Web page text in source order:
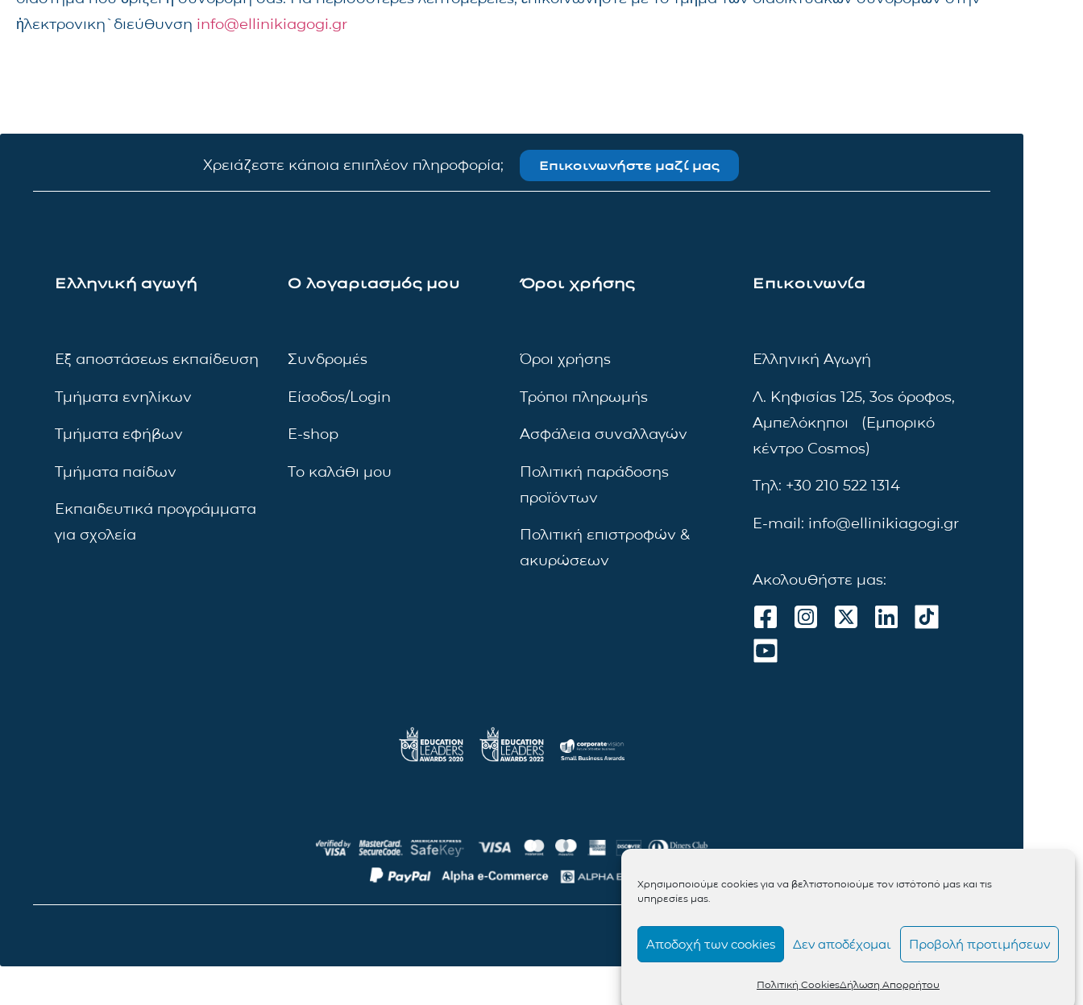
Χρησιμοποιούμε cookies για να βελτιστοποιούμε τον ιστότοπό μας και τις
υπηρεσίες μας.
Αποδοχή των cookies Δεν αποδέχομαι Προβολή προτιμήσεων
Πολιτική CookiesΔήλωση Απορρήτου
ἠλεκτρονικὴ διεύθυνση info@ellinikiagogi.gr
Χρειάζεστε κάποια επιπλέον πληροφορία; Επικοινωνήστε μαζί μας
Ελληνική αγωγή
Εξ αποστάσεως εκπαίδευση
Τμήματα ενηλίκων
Τμήματα εφήβων
Τμήματα παίδων
Εκπαιδευτικά προγράμματα
για σχολεία
Ο λογαριασμός μου
Συνδρομές
Είσοδος/Login
E-shop
Το καλάθι μου
Όροι χρήσης
Όροι χρήσης
Τρόποι πληρωμής
Ασφάλεια συναλλαγών
Πολιτική παράδοσης
προϊόντων
Πολιτική επιστροφών &
ακυρώσεων
Επικοινωνία
Ελληνική Αγωγή
Λ. Κηφισίας 125, 3ος όροφος,
Αμπελόκηποι (Εμπορικό
κέντρο Cosmos)
Τηλ: +30 210 522 1314
E-mail: info@ellinikiagogi.gr
Ακολουθήστε μας: